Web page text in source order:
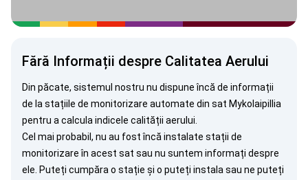
Fără Informații despre Calitatea Aerului
Din păcate, sistemul nostru nu dispune încă de informații
de la stațiile de monitorizare automate din sat Mykolaipillia
pentru a calcula indicele calității aerului.
Cel mai probabil, nu au fost încă instalate stații de
monitorizare în acest sat sau nu suntem informați despre
ele. Puteți cumpăra o stație și o puteți instala sau ne puteți